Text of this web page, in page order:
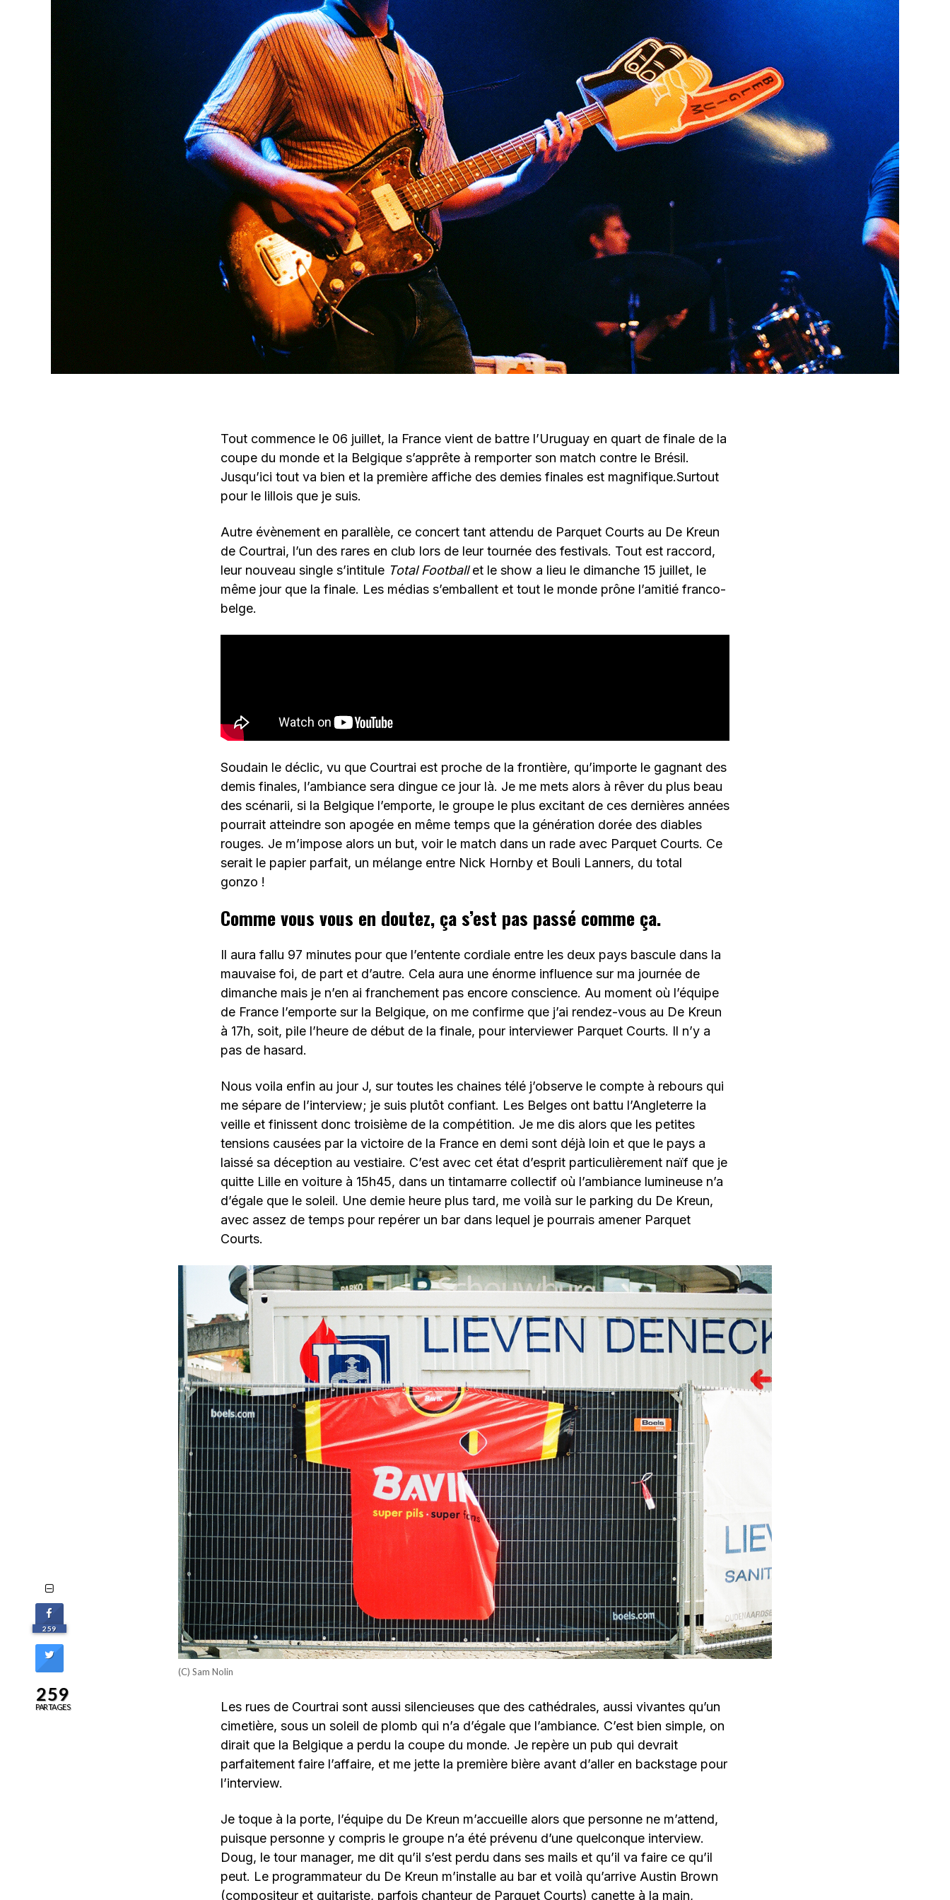
Tout commence le 06 juillet, la France vient de battre l’Uruguay en quart de finale de la
coupe du monde et la Belgique s’apprête à remporter son match contre le Brésil.
Jusqu’ici tout va bien et la première affiche des demies finales est magnifique.Surtout
pour le lillois que je suis.
Autre évènement en parallèle, ce concert tant attendu de Parquet Courts au De Kreun
de Courtrai, l’un des rares en club lors de leur tournée des festivals. Tout est raccord,
leur nouveau single s’intitule Total Footballet le show a lieu le dimanche 15 juillet, le
même jour que la finale. Les médias s’emballent et tout le monde prône l’amitié franco-
belge.
Soudain le déclic, vu que Courtrai est proche de la frontière, qu’importe le gagnant des
demis finales, l’ambiance sera dingue ce jour là. Je me mets alors à rêver du plus beau
des scénarii, si la Belgique l’emporte, le groupe le plus excitant de ces dernières années
pourrait atteindre son apogée en même temps que la génération dorée des diables
rouges. Je m’impose alors un but, voir le match dans un rade avec Parquet Courts. Ce
serait le papier parfait, un mélange entre Nick Hornby et Bouli Lanners, du total
gonzo !
Comme vous vous en doutez, ça s’est pas passé comme ça.
Il aura fallu 97 minutes pour que l’entente cordiale entre les deux pays bascule dans la
mauvaise foi, de part et d’autre. Cela aura une énorme influence sur ma journée de
dimanche mais je n’en ai franchement pas encore conscience. Au moment où l’équipe
de France l’emporte sur la Belgique, on me confirme que j’ai rendez-vous au De Kreun
à 17h, soit, pile l’heure de début de la finale, pour interviewer Parquet Courts. Il n’y a
pas de hasard.
Nous voila enfin au jour J, sur toutes les chaines télé j’observe le compte à rebours qui
me sépare de l’interview; je suis plutôt confiant. Les Belges ont battu l’Angleterre la
veille et finissent donc troisième de la compétition. Je me dis alors que les petites
tensions causées par la victoire de la France en demi sont déjà loin et que le pays a
laissé sa déception au vestiaire. C’est avec cet état d’esprit particulièrement naïf que je
quitte Lille en voiture à 15h45, dans un tintamarre collectif où l’ambiance lumineuse n’a
d’égale que le soleil. Une demie heure plus tard, me voilà sur le parking du De Kreun,
avec assez de temps pour repérer un bar dans lequel je pourrais amener Parquet
Courts.
(C) Sam Nolin
Les rues de Courtrai sont aussi silencieuses que des cathédrales, aussi vivantes qu’un
cimetière, sous un soleil de plomb qui n’a d’égale que l’ambiance. C’est bien simple, on
dirait que la Belgique a perdu la coupe du monde. Je repère un pub qui devrait
parfaitement faire l’affaire, et me jette la première bière avant d’aller en backstage pour
l’interview.
Je toque à la porte, l’équipe du De Kreun m’accueille alors que personne ne m’attend,
puisque personne y compris le groupe n’a été prévenu d’une quelconque interview.
Doug, le tour manager, me dit qu’il s’est perdu dans ses mails et qu’il va faire ce qu’il
peut. Le programmateur du De Kreun m’installe au bar et voilà qu’arrive Austin Brown
(compositeur et guitariste, parfois chanteur de Parquet Courts) canette à la main,
259
259
PARTAGES